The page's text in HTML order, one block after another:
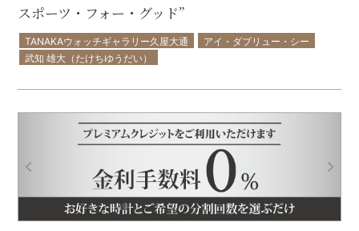
スポーツ・フォー・グッド”
TANAKAウォッチギャラリー久屋大通
アイ・ダブリュー・シー
武知 雄大（たけちゆうだい）